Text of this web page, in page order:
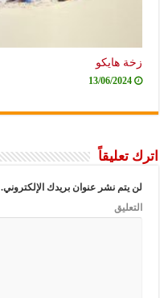
زخة هايكو
13/06/2024
اترك تعليقاً
لن يتم نشر عنوان بريدك الإلكتروني.
التعليق